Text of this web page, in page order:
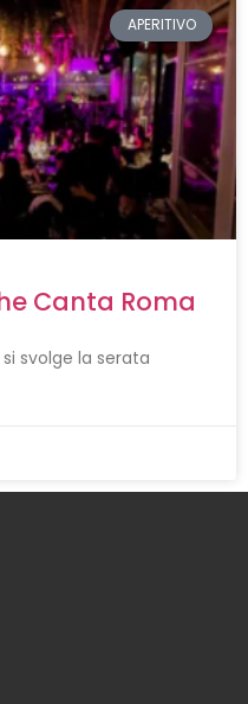
APERITIVO
Canta Roma
svolge la serata